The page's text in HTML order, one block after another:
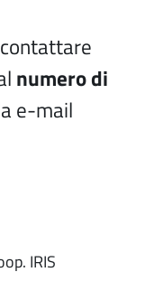
numero di
e-mail
IRIS